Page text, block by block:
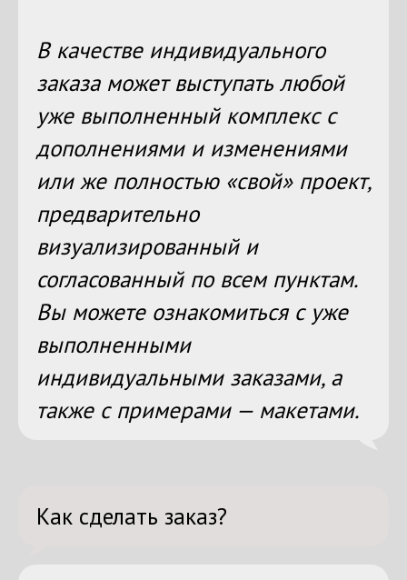
В качестве индивидуального
заказа может выступать любой
уже выполненный комплекс с
дополнениями и изменениями
или же полностью «свой» проект,
предварительно
визуализированный и
согласованный по всем пунктам.
Вы можете ознакомиться с уже
выполненными
индивидуальными заказами, а
также с примерами — макетами.
Как сделать заказ?